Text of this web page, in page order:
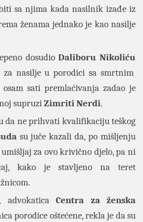
sa njima kada nasilnik izađe iz
ženama jednako je kao nasilje
dosudioDaliboru Nikoliću
za nasilje u porodici sa smrtnim
sati premlaćivanja zadao je
supruziZimriti Nerdi.
da ne prihvati kvalifikaciju teškog
su juče kazali da, po mišljenju
umišljaj za ovo krivično djelo, pa ni
kako je stavljeno na teret
advokaticaCentra za ženska
porodice oštećene, rekla je da su